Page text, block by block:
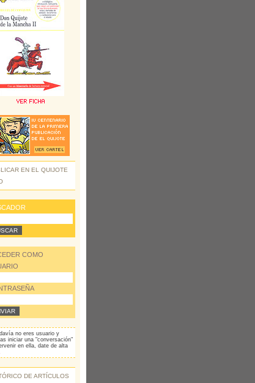
EN EL QUIJOTE
COMO
no eres usuario y
iniciar una "conversación"
en ella, date de alta
DE ARTÍCULOS